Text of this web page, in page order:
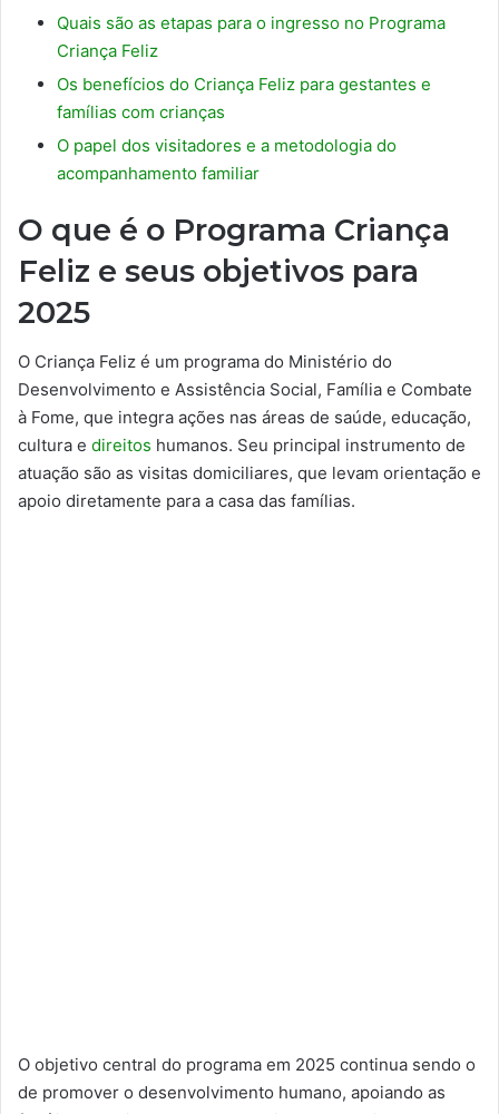
Quais são as etapas para o ingresso no Programa
Criança Feliz
Os benefícios do Criança Feliz para gestantes e
famílias com crianças
O papel dos visitadores e a metodologia do
acompanhamento familiar
O que é o Programa Criança
Feliz e seus objetivos para
2025
O Criança Feliz é um programa do Ministério do
Desenvolvimento e Assistência Social, Família e Combate
à Fome, que integra ações nas áreas de saúde, educação,
cultura e direitos humanos. Seu principal instrumento de
atuação são as visitas domiciliares, que levam orientação e
apoio diretamente para a casa das famílias.
O objetivo central do programa em 2025 continua sendo o
de promover o desenvolvimento humano, apoiando as